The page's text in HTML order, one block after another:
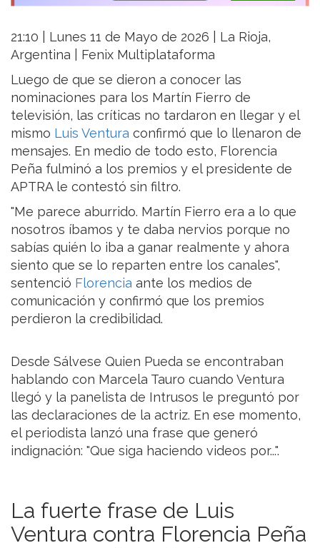
21:10 | Lunes 11 de Mayo de 2026 | La Rioja,
Argentina | Fenix Multiplataforma
Luego de que se dieron a conocer las
nominaciones para los Martín Fierro de
televisión, las críticas no tardaron en llegar y el
mismo Luis Ventura confirmó que lo llenaron de
mensajes. En medio de todo esto, Florencia
Peña fulminó a los premios y el presidente de
APTRA le contestó sin filtro.
"Me parece aburrido. Martín Fierro era a lo que
nosotros íbamos y te daba nervios porque no
sabías quién lo iba a ganar realmente y ahora
siento que se lo reparten entre los canales",
sentenció Florencia ante los medios de
comunicación y confirmó que los premios
perdieron la credibilidad.
Desde Sálvese Quien Pueda se encontraban
hablando con Marcela Tauro cuando Ventura
llegó y la panelista de Intrusos le preguntó por
las declaraciones de la actriz. En ese momento,
el periodista lanzó una frase que generó
indignación: "Que siga haciendo videos por...".
La fuerte frase de Luis
Ventura contra Florencia Peña